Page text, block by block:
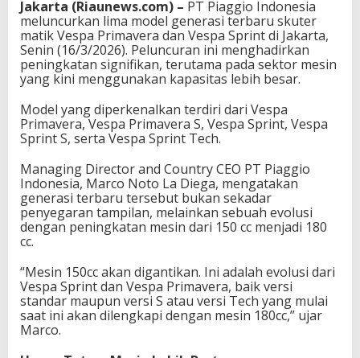
Jakarta (Riaunews.com) – PT Piaggio Indonesia
meluncurkan lima model generasi terbaru skuter
matik Vespa Primavera dan Vespa Sprint di Jakarta,
Senin (16/3/2026). Peluncuran ini menghadirkan
peningkatan signifikan, terutama pada sektor mesin
yang kini menggunakan kapasitas lebih besar.
Model yang diperkenalkan terdiri dari Vespa
Primavera,Vespa Primavera S, Vespa Sprint, Vespa
Sprint S, serta Vespa Sprint Tech.
Managing Director and Country CEO PT Piaggio
Indonesia, Marco Noto La Diega, mengatakan
generasi terbaru tersebut bukan sekadar
penyegaran tampilan, melainkan sebuah evolusi
dengan peningkatan mesin dari 150 cc menjadi 180
cc.
“Mesin 150cc akan digantikan. Ini adalah evolusi dari
Vespa Sprint dan Vespa Primavera, baik versi
standar maupun versi S atau versi Tech yang mulai
saat ini akan dilengkapi dengan mesin 180cc,” ujar
Marco.